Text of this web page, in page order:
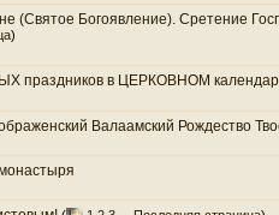
(Святое Богоявление). Сретение
)
праздников в ЦЕРКОВНОМ
Валаамский Рождество